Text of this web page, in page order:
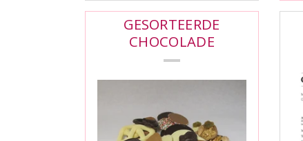
GESORTEERDE
CHOCOLADE